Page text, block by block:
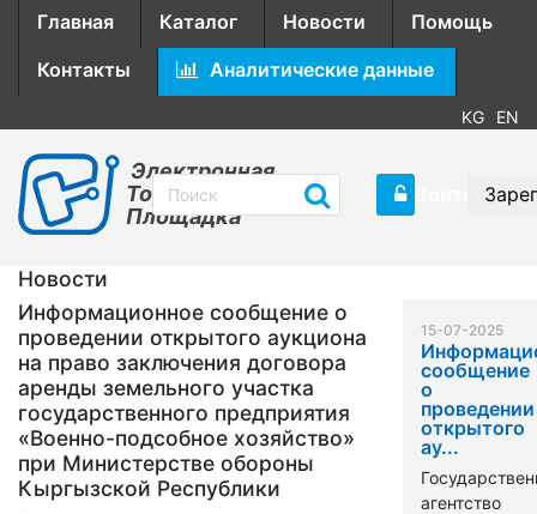
Главная Каталог Новости
Помощь
Контакты
Аналитические данные
KG EN
Электронная
Торговая
Площадка
Новости
Информационное сообщение о
проведении открытого аукциона
на право заключения договора
аренды земельного участка
государственного предприятия
«Военно-подсобное хозяйство»
при Министерстве обороны
Кыргызской Республики
15-07-2025
сообщение
о
проведении
открытого
ау...
агентство